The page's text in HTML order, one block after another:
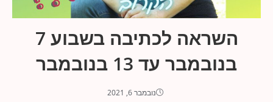
השראה לכתיבה בשבוע 7
בנובמבר עד 13 בנובמבר
נובמבר 6, 2021